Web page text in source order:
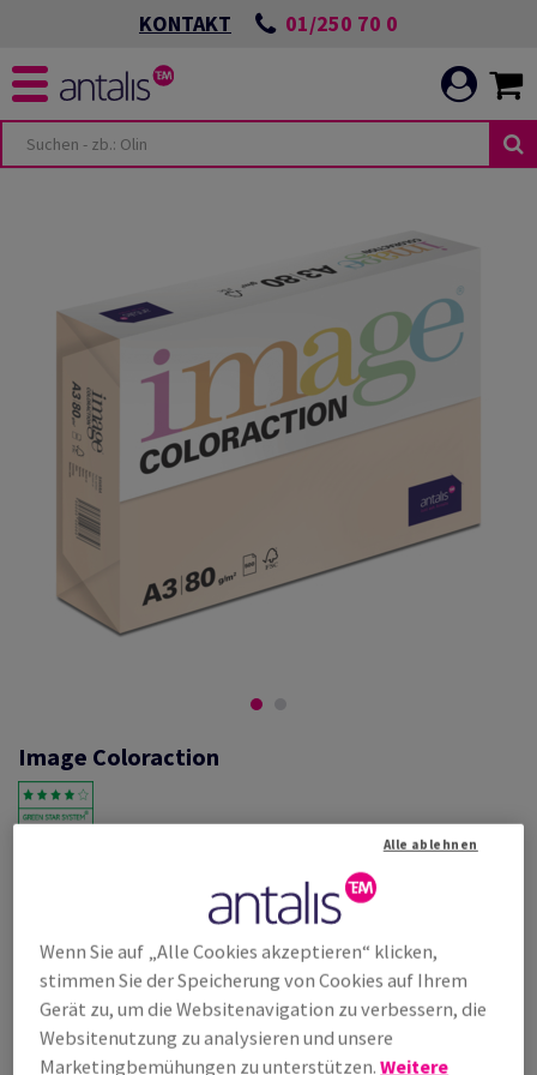
KONTAKT 01/250 70 0
Image Coloraction
Image, Coloraction, Savana/salm, Kopierpapier, holzfrei ECF, 80g/m2,
420mm x 297mm, A3, BB, Paket zu 500 Bogen/Blatt
Weitere Produktinformationen
Produkt weiterempfehlen
Listenpreis
€ 63,24 27,77% Rabatt
möglich ab
Wenn Sie auf „Alle Cookies akzeptieren“ klicken,
stimmen Sie der Speicherung von Cookies auf Ihrem
Gerät zu, um die Websitenavigation zu verbessern, die
Websitenutzung zu analysieren und unsere
Marketingbemühungen zu unterstützen.Weitere
Alle ablehnen